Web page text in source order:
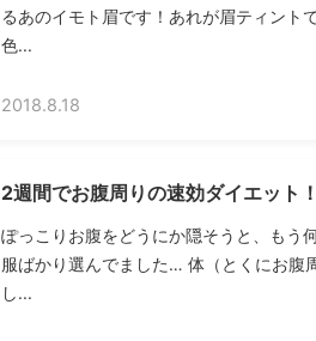
るあのイモト眉です！あれが眉ティント
色...
2018.8.18
2週間でお腹周りの速効ダイエット
ぽっこりお腹をどうにか隠そうと、もう
服ばかり選んでました… 体（とくにお腹
し...